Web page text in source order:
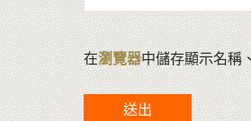
在瀏覽器中儲存顯示名稱